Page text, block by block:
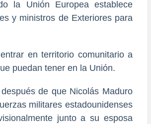
la Unión Europea establece
y ministros de Exteriores para
en territorio comunitario a
puedan tener en la Unión.
de que Nicolás Maduro
militares estadounidenses
junto a su esposa